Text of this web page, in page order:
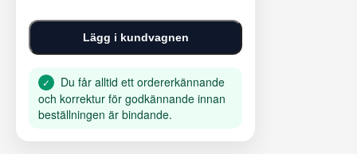
Lägg i kundvagnen
✓
Du får alltid ett ordererkännande
och korrektur för godkännande innan
beställningen är bindande.